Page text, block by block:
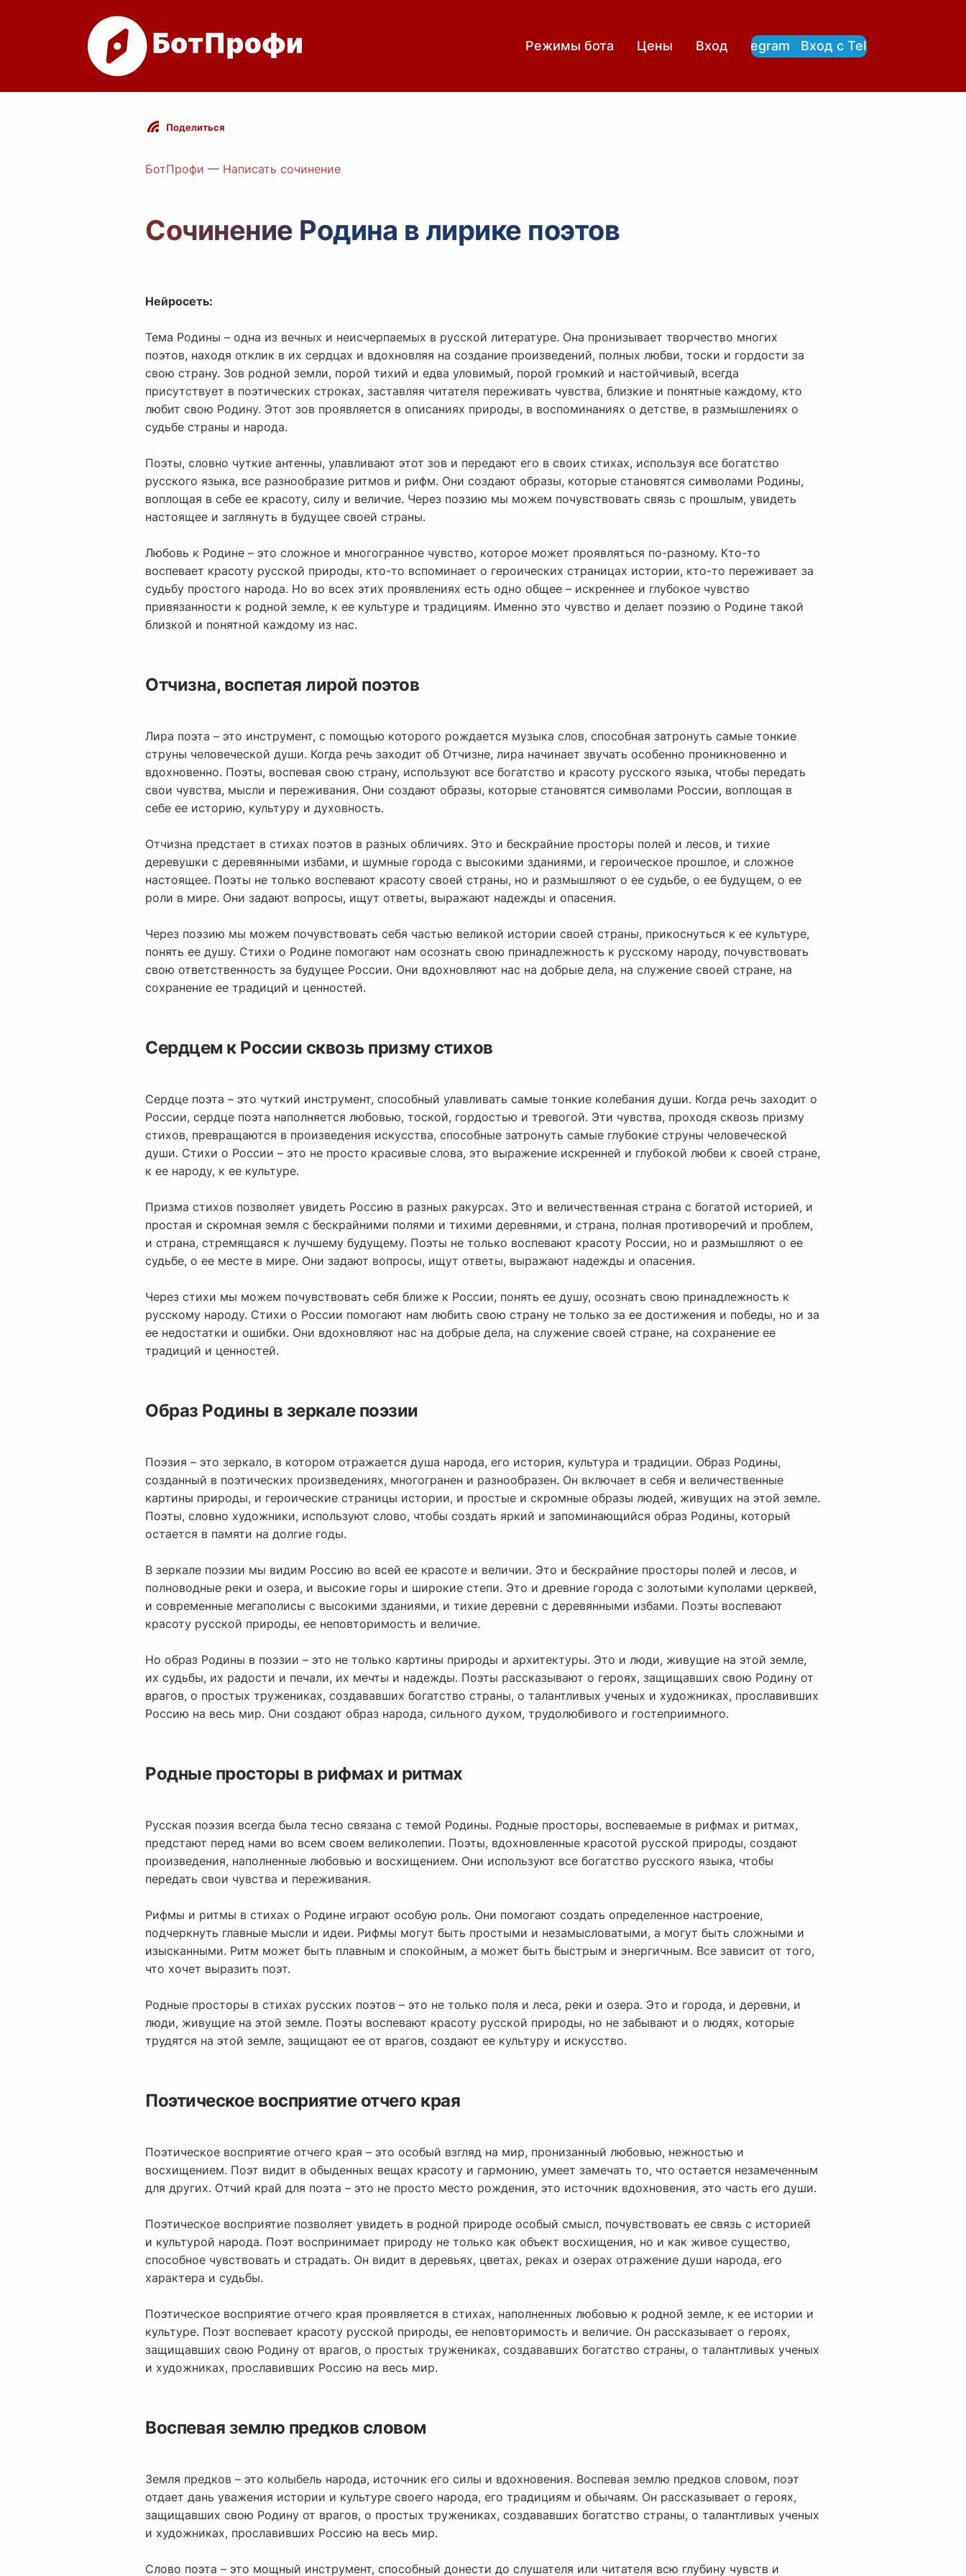
Режимы бота Цены Вход
Вход с Telegram Вход с Telegram
Поделиться
БотПрофи — Написать сочинение
Сочинение Родина в лирике поэтов
Нейросеть:
Тема Родины – одна из вечных и неисчерпаемых в русской литературе. Она пронизывает творчество многих
поэтов, находя отклик в их сердцах и вдохновляя на создание произведений, полных любви, тоски и гордости за
свою страну. Зов родной земли, порой тихий и едва уловимый, порой громкий и настойчивый, всегда
присутствует в поэтических строках, заставляя читателя переживать чувства, близкие и понятные каждому, кто
любит свою Родину. Этот зов проявляется в описаниях природы, в воспоминаниях о детстве, в размышлениях о
судьбе страны и народа.
Поэты, словно чуткие антенны, улавливают этот зов и передают его в своих стихах, используя все богатство
русского языка, все разнообразие ритмов и рифм. Они создают образы, которые становятся символами Родины,
воплощая в себе ее красоту, силу и величие. Через поэзию мы можем почувствовать связь с прошлым, увидеть
настоящее и заглянуть в будущее своей страны.
Любовь к Родине – это сложное и многогранное чувство, которое может проявляться по-разному. Кто-то
воспевает красоту русской природы, кто-то вспоминает о героических страницах истории, кто-то переживает за
судьбу простого народа. Но во всех этих проявлениях есть одно общее – искреннее и глубокое чувство
привязанности к родной земле, к ее культуре и традициям. Именно это чувство и делает поэзию о Родине такой
близкой и понятной каждому из нас.
Отчизна, воспетая лирой поэтов
Лира поэта – это инструмент, с помощью которого рождается музыка слов, способная затронуть самые тонкие
струны человеческой души. Когда речь заходит об Отчизне, лира начинает звучать особенно проникновенно и
вдохновенно. Поэты, воспевая свою страну, используют все богатство и красоту русского языка, чтобы передать
свои чувства, мысли и переживания. Они создают образы, которые становятся символами России, воплощая в
себе ее историю, культуру и духовность.
Отчизна предстает в стихах поэтов в разных обличиях. Это и бескрайние просторы полей и лесов, и тихие
деревушки с деревянными избами, и шумные города с высокими зданиями, и героическое прошлое, и сложное
настоящее. Поэты не только воспевают красоту своей страны, но и размышляют о ее судьбе, о ее будущем, о ее
роли в мире. Они задают вопросы, ищут ответы, выражают надежды и опасения.
Через поэзию мы можем почувствовать себя частью великой истории своей страны, прикоснуться к ее культуре,
понять ее душу. Стихи о Родине помогают нам осознать свою принадлежность к русскому народу, почувствовать
свою ответственность за будущее России. Они вдохновляют нас на добрые дела, на служение своей стране, на
сохранение ее традиций и ценностей.
Сердцем к России сквозь призму стихов
Сердце поэта – это чуткий инструмент, способный улавливать самые тонкие колебания души. Когда речь заходит о
России, сердце поэта наполняется любовью, тоской, гордостью и тревогой. Эти чувства, проходя сквозь призму
стихов, превращаются в произведения искусства, способные затронуть самые глубокие струны человеческой
души. Стихи о России – это не просто красивые слова, это выражение искренней и глубокой любви к своей стране,
к ее народу, к ее культуре.
Призма стихов позволяет увидеть Россию в разных ракурсах. Это и величественная страна с богатой историей, и
простая и скромная земля с бескрайними полями и тихими деревнями, и страна, полная противоречий и проблем,
и страна, стремящаяся к лучшему будущему. Поэты не только воспевают красоту России, но и размышляют о ее
судьбе, о ее месте в мире. Они задают вопросы, ищут ответы, выражают надежды и опасения.
Через стихи мы можем почувствовать себя ближе к России, понять ее душу, осознать свою принадлежность к
русскому народу. Стихи о России помогают нам любить свою страну не только за ее достижения и победы, но и за
ее недостатки и ошибки. Они вдохновляют нас на добрые дела, на служение своей стране, на сохранение ее
традиций и ценностей.
Образ Родины в зеркале поэзии
Поэзия – это зеркало, в котором отражается душа народа, его история, культура и традиции. Образ Родины,
созданный в поэтических произведениях, многогранен и разнообразен. Он включает в себя и величественные
картины природы, и героические страницы истории, и простые и скромные образы людей, живущих на этой земле.
Поэты, словно художники, используют слово, чтобы создать яркий и запоминающийся образ Родины, который
остается в памяти на долгие годы.
В зеркале поэзии мы видим Россию во всей ее красоте и величии. Это и бескрайние просторы полей и лесов, и
полноводные реки и озера, и высокие горы и широкие степи. Это и древние города с золотыми куполами церквей,
и современные мегаполисы с высокими зданиями, и тихие деревни с деревянными избами. Поэты воспевают
красоту русской природы, ее неповторимость и величие.
Но образ Родины в поэзии – это не только картины природы и архитектуры. Это и люди, живущие на этой земле,
их судьбы, их радости и печали, их мечты и надежды. Поэты рассказывают о героях, защищавших свою Родину от
врагов, о простых тружениках, создававших богатство страны, о талантливых ученых и художниках, прославивших
Россию на весь мир. Они создают образ народа, сильного духом, трудолюбивого и гостеприимного.
Родные просторы в рифмах и ритмах
Русская поэзия всегда была тесно связана с темой Родины. Родные просторы, воспеваемые в рифмах и ритмах,
предстают перед нами во всем своем великолепии. Поэты, вдохновленные красотой русской природы, создают
произведения, наполненные любовью и восхищением. Они используют все богатство русского языка, чтобы
передать свои чувства и переживания.
Рифмы и ритмы в стихах о Родине играют особую роль. Они помогают создать определенное настроение,
подчеркнуть главные мысли и идеи. Рифмы могут быть простыми и незамысловатыми, а могут быть сложными и
изысканными. Ритм может быть плавным и спокойным, а может быть быстрым и энергичным. Все зависит от того,
что хочет выразить поэт.
Родные просторы в стихах русских поэтов – это не только поля и леса, реки и озера. Это и города, и деревни, и
люди, живущие на этой земле. Поэты воспевают красоту русской природы, но не забывают и о людях, которые
трудятся на этой земле, защищают ее от врагов, создают ее культуру и искусство.
Поэтическое восприятие отчего края
Поэтическое восприятие отчего края – это особый взгляд на мир, пронизанный любовью, нежностью и
восхищением. Поэт видит в обыденных вещах красоту и гармонию, умеет замечать то, что остается незамеченным
для других. Отчий край для поэта – это не просто место рождения, это источник вдохновения, это часть его души.
Поэтическое восприятие позволяет увидеть в родной природе особый смысл, почувствовать ее связь с историей
и культурой народа. Поэт воспринимает природу не только как объект восхищения, но и как живое существо,
способное чувствовать и страдать. Он видит в деревьях, цветах, реках и озерах отражение души народа, его
характера и судьбы.
Поэтическое восприятие отчего края проявляется в стихах, наполненных любовью к родной земле, к ее истории и
культуре. Поэт воспевает красоту русской природы, ее неповторимость и величие. Он рассказывает о героях,
защищавших свою Родину от врагов, о простых тружениках, создававших богатство страны, о талантливых ученых
и художниках, прославивших Россию на весь мир.
Воспевая землю предков словом
Земля предков – это колыбель народа, источник его силы и вдохновения. Воспевая землю предков словом, поэт
отдает дань уважения истории и культуре своего народа, его традициям и обычаям. Он рассказывает о героях,
защищавших свою Родину от врагов, о простых тружениках, создававших богатство страны, о талантливых ученых
и художниках, прославивших Россию на весь мир.
Слово поэта – это мощный инструмент, способный донести до слушателя или читателя всю глубину чувств и